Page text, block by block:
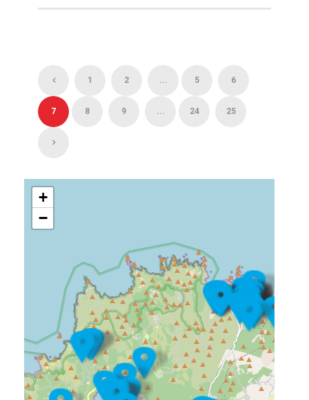
1 2 ... 5 6
7 8 9 ... 24 25
+
−